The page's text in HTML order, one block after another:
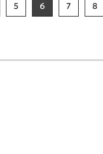
5 6 7 8